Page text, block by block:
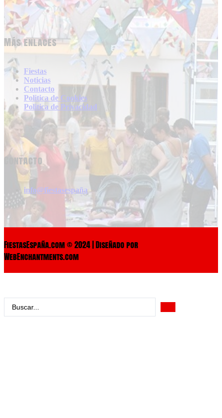
Más enlaces
Fiestas
Noticias
Contacto
Politica de Cookies
Politica de Privacidad
Contacto
info@fiestasespaña
FiestasEspaña.com © 2024 | Diseñado por
WebEnchantments.com